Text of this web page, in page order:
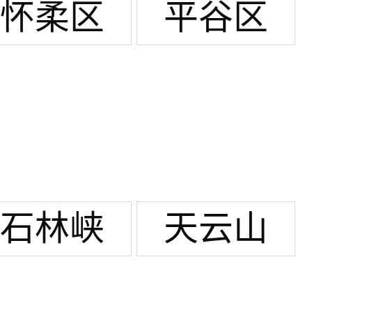
怀柔区
平谷区
石林峡
天云山